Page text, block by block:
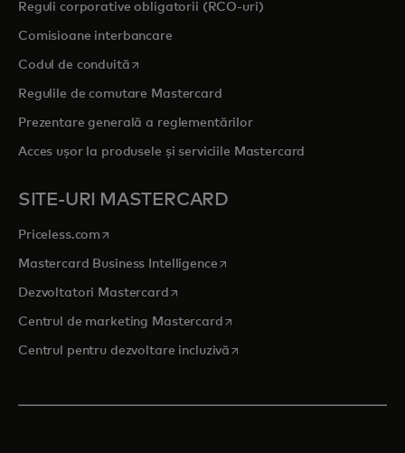
Reguli corporative obligatorii (RCO-uri)
Comisioane interbancare
Codul de conduităopens in a new tab
Regulile de comutare Mastercard
Prezentare generală a reglementărilor
Acces ușor la produsele și serviciile Mastercard
SITE-URI MASTERCARD
Priceless.com opens in a new tab
Mastercard Business Intelligenceopens in a new tab
Dezvoltatori Mastercardopens in a new tab
Centrul de marketing Mastercardopens in a new tab
Centrul pentru dezvoltare incluzivă opens in a new tab